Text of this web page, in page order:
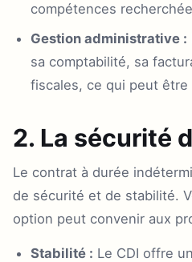
compétences
Gestion administrative :
sa comptabilité, sa
fiscales, ce qui peut
2. La sécurité
Le contrat à durée
de sécurité et de stabilité.
option peut convenir aux
Stabilité : Le CDI offre